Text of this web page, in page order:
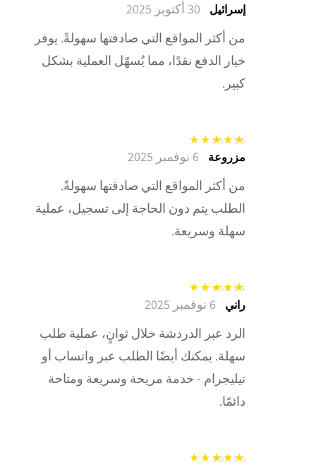
تم التقييم5 من إسرائيل 30 أكتوبر 2025
من أكثر المواقع التي صادفتها سهولةً. يوفر
خيار الدفع نقدًا، مما يُسهّل العملية بشكل
كبير.
تم التقييم5 من مزروعة 6 نوفمبر 2025
من أكثر المواقع التي صادفتها سهولةً.
الطلب يتم دون الحاجة إلى تسجيل، عملية
سهلة وسريعة.
تم التقييم5من راني 6 نوفمبر 2025
الرد عبر الدردشة خلال ثوانٍ، عملية طلب
سهلة. يمكنك أيضًا الطلب عبر واتساب أو
تيليجرام - خدمة مريحة وسريعة ومتاحة
دائمًا.